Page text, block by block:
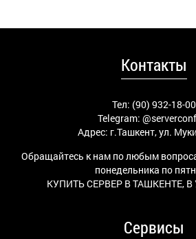
Контакты
Тел: (90) 932-18-00
Telegram:
Адрес: г.Ташкент, ул.
Обращайтесь к нам по любым
понедельника по
КУПИТЬ СЕРВЕР В ТАШКЕНТЕ,
Сервисы